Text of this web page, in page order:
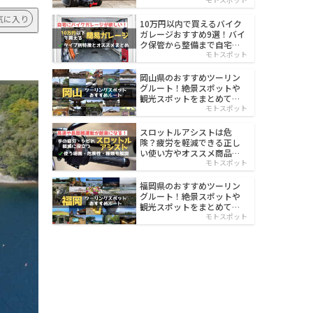
に入り
10万円以内で買えるバイク
ガレージおすすめ9選！バイ
ク保管から整備まで自宅で
モトスポット
岡山県のおすすめツーリン
グルート！絶景スポットや
観光スポットをまとめて紹
モトスポット
スロットルアシストは危
険？疲労を軽減できる正し
い使い方やオススメ商品を
モトスポット
福岡県のおすすめツーリン
グルート！絶景スポットや
観光スポットをまとめて紹
モトスポット